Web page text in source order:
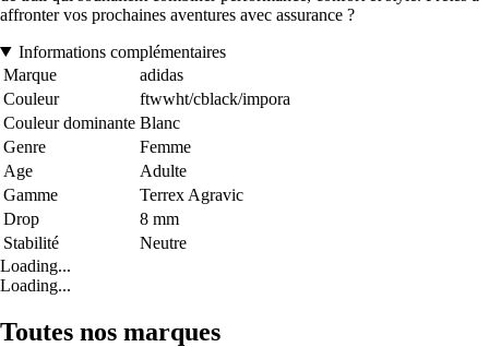
affronter vos prochaines aventures avec assurance ?
Informations complémentaires
Marque
adidas
Couleur
ftwwht/cblack/impora
Couleur dominante Blanc
Genre
Femme
Age
Adulte
Gamme
Terrex Agravic
Drop
8 mm
Stabilité
Neutre
Loading...
Loading...
Toutes nos marques